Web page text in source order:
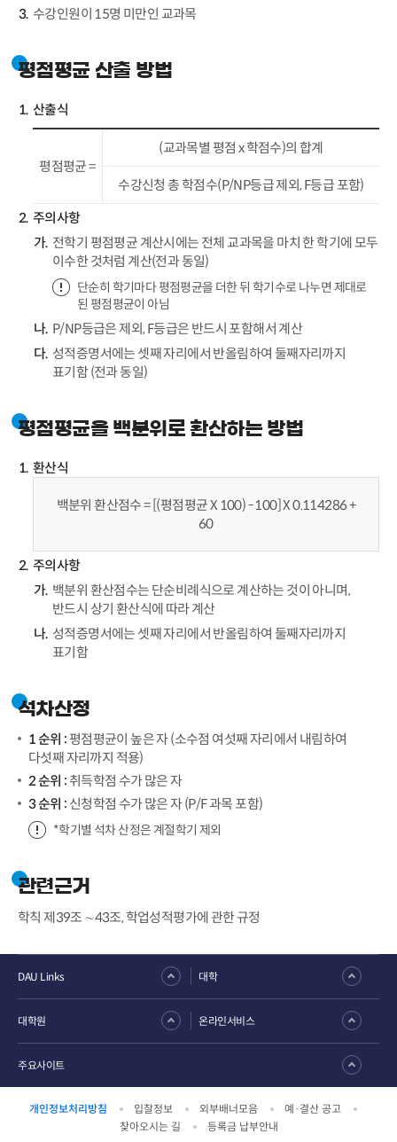
수강인원이 15명 미만인 교과목
평점평균 산출 방법
산출식
평점평균 =
(교과목별 평점 x 학점수)의 합계
수강신청 총 학점수(P/NP등급 제외, F등급 포함)
주의사항
전학기 평점평균 계산시에는 전체 교과목을 마치 한 학기에 모두
이수한 것처럼 계산(전과 동일)
단순히 학기마다 평점평균을 더한 뒤 학기수로 나누면 제대로
된 평점평균이 아님
P/NP등급은 제외, F등급은 반드시 포함해서 계산
성적증명서에는 셋째 자리에서 반올림하여 둘째자리까지
표기함 (전과 동일)
평점평균을 백분위로 환산하는 방법
환산식
백분위 환산점수 = [(평점평균 X 100) - 100] X 0.114286 +
60
주의사항
백분위 환산점수는 단순비례식으로 계산하는 것이 아니며,
반드시 상기 환산식에 따라 계산
성적증명서에는 셋째 자리에서 반올림하여 둘째자리까지
표기함
석차산정
1 순위 : 평점평균이 높은 자 (소수점 여섯째 자리에서 내림하여
다섯째 자리까지 적용)
2 순위 :취득학점 수가 많은 자
3 순위 : 신청학점 수가 많은 자 (P/F 과목 포함)
*학기별 석차 산정은 계절학기 제외
관련근거
학칙 제39조 ∼43조, 학업성적평가에 관한 규정
개인정보처리방침 입찰정보 외부배너모음
예·결산 공고
찾아오시는 길
등록금 납부안내
DAU Links 대학
대학원 온라인서비스
주요사이트